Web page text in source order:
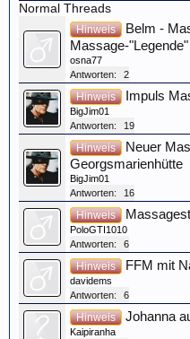
Normal Threads
Hinweis
Belm -
Massage-
osna77
Antworten:
2
Hinweis Impuls
BigJim01
Antworten:
19
Hinweis
Neuer
Georgsmarienhütte
BigJim01
Antworten:
16
Hinweis
PoloGTI1010
Antworten:
6
Hinweis FFM mit
davidems
Antworten:
6
Hinweis Johanna
Kaipiranha